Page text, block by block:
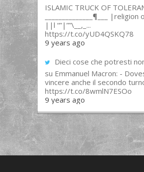
ISLAMIC TRUCK OF
______________¶___ |religion
||l “”|””\__,_...
https://t.co/yUD4QSKQ78
9 years ago
Dieci cose che potresti
su Emmanuel Macron: -
vincere anche il secondo
https://t.co/8wmlN7ESOo
9 years ago